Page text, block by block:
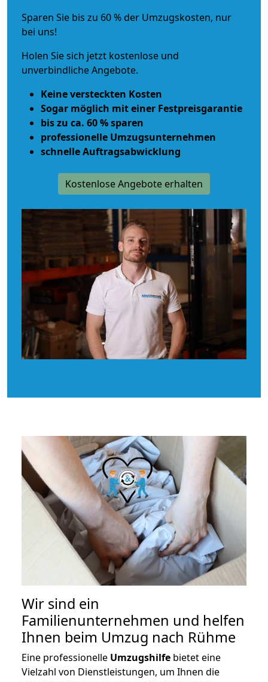
Sparen Sie bis zu 60 % der Umzugskosten, nur
bei uns!
Holen Sie sich jetzt kostenlose und
unverbindliche Angebote.
Keine versteckten Kosten
Sogar möglich mit einer Festpreisgarantie
bis zu ca. 60 % sparen
professionelle Umzugsunternehmen
schnelle Auftragsabwicklung
Kostenlose Angebote erhalten
Wir sind ein
Familienunternehmen und helfen
Ihnen beim Umzug nach Rühme
Eine professionelle Umzugshilfe bietet eine
Vielzahl von Dienstleistungen, um Ihnen die